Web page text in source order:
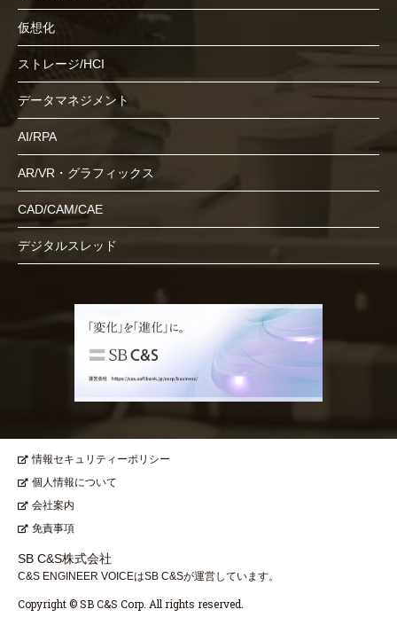
仮想化
ストレージ/HCI
データマネジメント
AI/RPA
AR/VR・グラフィックス
CAD/CAM/CAE
デジタルスレッド
情報セキュリティーポリシー
個人情報について
会社案内
免責事項
SB C&S株式会社
C&S ENGINEER VOICEはSB C&Sが運営しています。
Copyright © SB C&S Corp. All rights reserved.